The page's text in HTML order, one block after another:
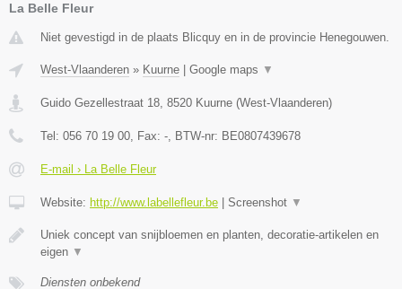
La Belle Fleur
Niet gevestigd in de plaats Blicquy en in de provincie Henegouwen.
West-Vlaanderen » Kuurne Google maps ▼
Guido Gezellestraat 18, 8520 Kuurne (West-Vlaanderen)
Tel: 056 70 19 00, Fax: -, BTW-nr: BE0807439678
E-mail › La Belle Fleur
Website: http://www.labellefleur.be Screenshot ▼
Uniek concept van snijbloemen en planten, decoratie-artikelen en
eigen ▼
Diensten onbekend